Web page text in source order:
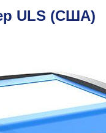
ULS (США)